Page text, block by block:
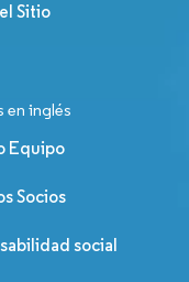
Sitio
en inglés
Equipo
Socios
social